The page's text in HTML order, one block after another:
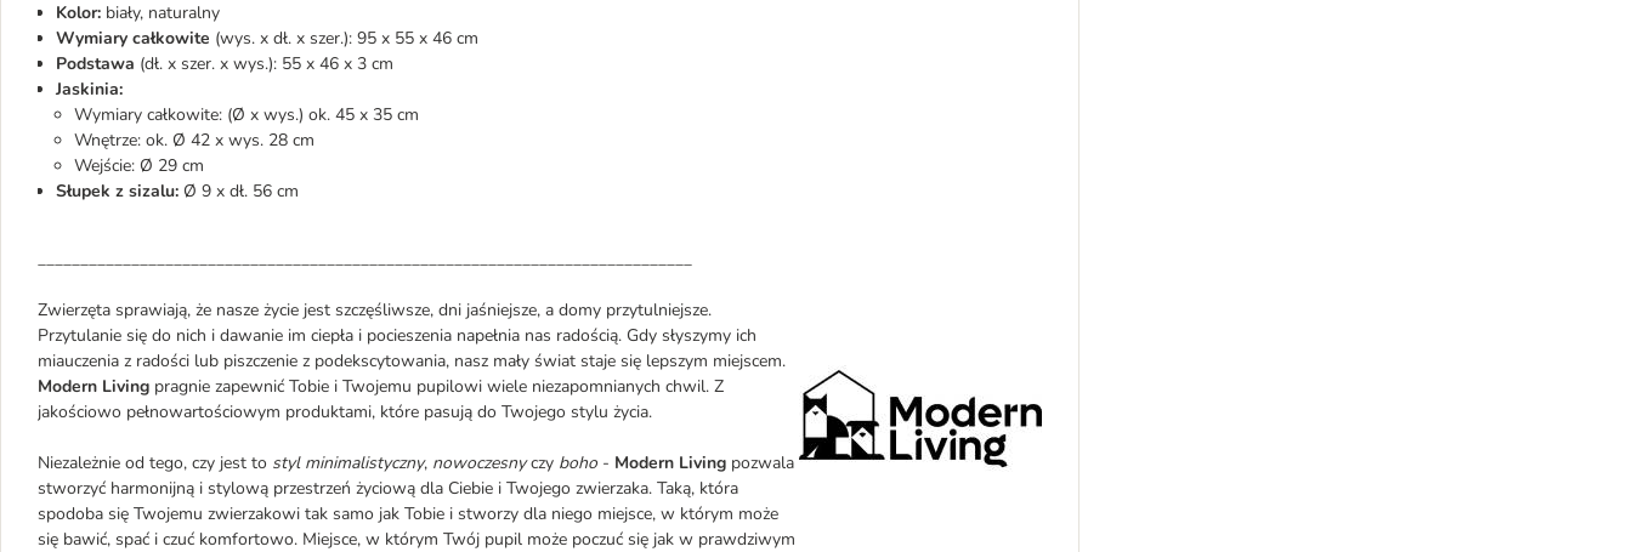
Kolor: biały, naturalny
Wymiary całkowite (wys. x dł. x szer.): 95 x 55 x 46 cm
Podstawa (dł. x szer. x wys.): 55 x 46 x 3 cm
Jaskinia:
Wymiary całkowite: (Ø x wys.) ok. 45 x 35 cm
Wnętrze: ok. Ø 42 x wys. 28 cm
Wejście: Ø 29 cm
Słupek z sizalu: Ø 9 x dł. 56 cm
_____________________________________________________________________________
Zwierzęta sprawiają, że nasze życie jest szczęśliwsze, dni jaśniejsze, a domy przytulniejsze.
Przytulanie się do nich i dawanie im ciepła i pocieszenia napełnia nas radością. Gdy słyszymy ich
miauczenia z radości lub piszczenie z podekscytowania, nasz mały świat staje się lepszym miejscem.
Modern Living pragnie zapewnić Tobie i Twojemu pupilowi wiele niezapomnianych chwil. Z
jakościowo pełnowartościowym produktami, które pasują do Twojego stylu życia.
Niezależnie od tego, czy jest to styl minimalistyczny, nowoczesnyczy boho- Modern Living pozwala
stworzyć harmonijną i stylową przestrzeń życiową dla Ciebie i Twojego zwierzaka. Taką, która
spodoba się Twojemu zwierzakowi tak samo jak Tobie i stworzy dla niego miejsce, w którym może
się bawić, spać i czuć komfortowo. Miejsce, w którym Twój pupil może poczuć się jak w prawdziwym